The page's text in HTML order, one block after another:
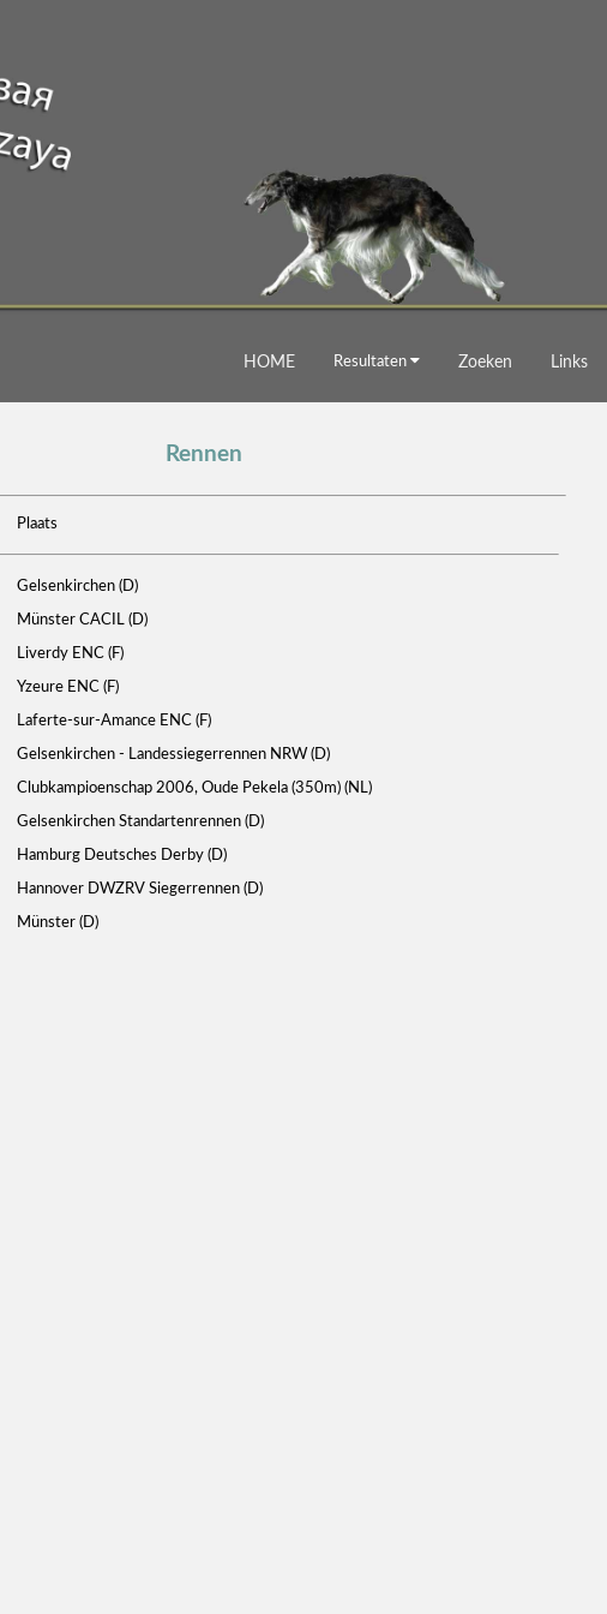
HOME Resultaten Zoeken Links
Rennen
Plaats
Gelsenkirchen (D)
Münster CACIL (D)
Liverdy ENC (F)
Yzeure ENC (F)
Laferte-sur-Amance ENC (F)
Gelsenkirchen - Landessiegerrennen NRW (D)
Clubkampioenschap 2006, Oude Pekela (350m) (NL)
Gelsenkirchen Standartenrennen (D)
Hamburg Deutsches Derby (D)
Hannover DWZRV Siegerrennen (D)
Münster (D)